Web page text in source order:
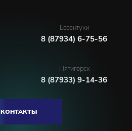
Ессентуки
8 (87934) 6-75-56
Пятигорск
8 (87933) 9-14-36
КОНТАКТЫ